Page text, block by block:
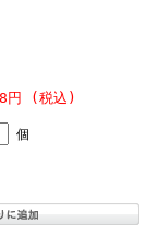
円 (税込)
個